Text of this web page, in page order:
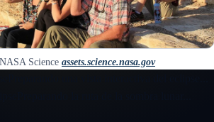
Science assets.science.nasa.gov